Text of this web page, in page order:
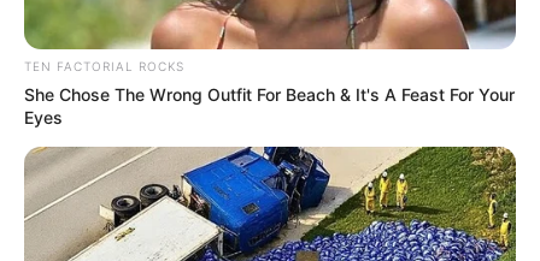
TEN FACTORIAL ROCKS
She Chose The Wrong Outfit For Beach & It's A Feast For Your
Eyes